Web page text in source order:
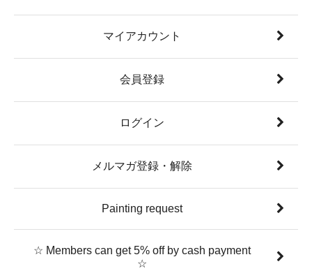
マイアカウント
会員登録
ログイン
メルマガ登録・解除
Painting request
☆ Members can get 5% off by cash payment
☆